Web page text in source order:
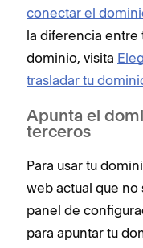
conectar el
la diferencia entre
dominio, visita
trasladar tu
Apunta el
terceros
Para usar tu
web actual que no
panel de
para apuntar tu